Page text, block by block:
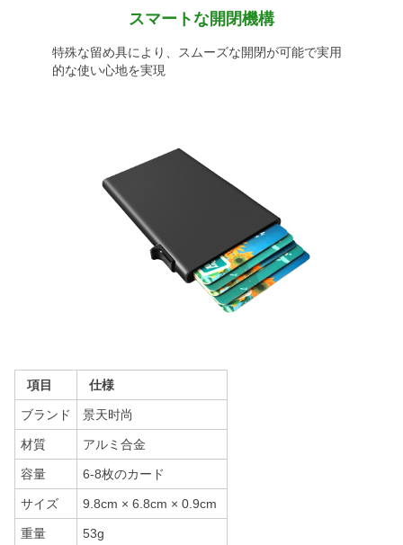
スマートな開閉機構
特殊な留め具により、スムーズな開閉が可能で実用
的な使い心地を実現
項目 仕様
ブランド 景天时尚
材質 アルミ合金
容量 6-8枚のカード
サイズ 9.8cm × 6.8cm × 0.9cm
重量 53g